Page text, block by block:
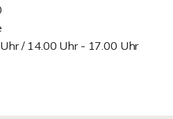
/ 14.00 Uhr - 17.00 Uhr